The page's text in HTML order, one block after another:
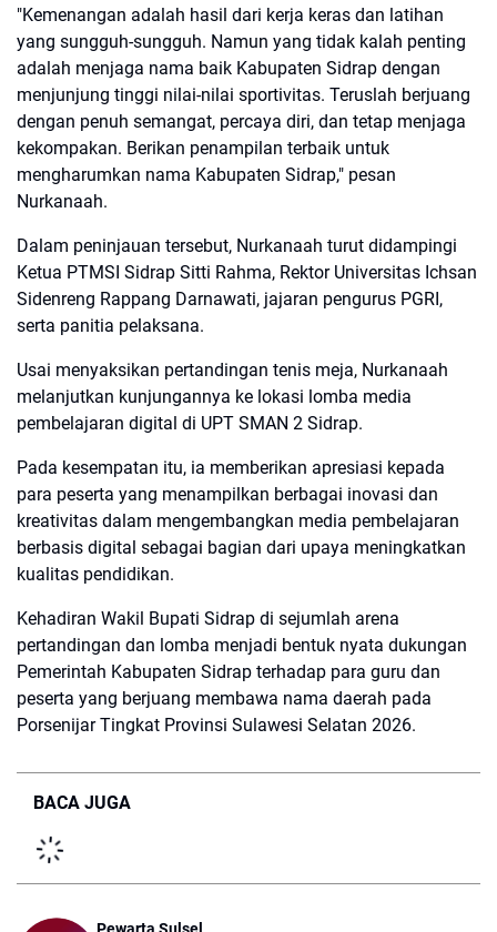
"Kemenangan adalah hasil dari kerja keras dan latihan
yang sungguh-sungguh. Namun yang tidak kalah penting
adalah menjaga nama baik Kabupaten Sidrap dengan
menjunjung tinggi nilai-nilai sportivitas. Teruslah berjuang
dengan penuh semangat, percaya diri, dan tetap menjaga
kekompakan. Berikan penampilan terbaik untuk
mengharumkan nama Kabupaten Sidrap," pesan
Nurkanaah.
Dalam peninjauan tersebut, Nurkanaah turut didampingi
Ketua PTMSI Sidrap Sitti Rahma, Rektor Universitas Ichsan
Sidenreng Rappang Darnawati, jajaran pengurus PGRI,
serta panitia pelaksana.
Usai menyaksikan pertandingan tenis meja, Nurkanaah
melanjutkan kunjungannya ke lokasi lomba media
pembelajaran digital di UPT SMAN 2 Sidrap.
Pada kesempatan itu, ia memberikan apresiasi kepada
para peserta yang menampilkan berbagai inovasi dan
kreativitas dalam mengembangkan media pembelajaran
berbasis digital sebagai bagian dari upaya meningkatkan
kualitas pendidikan.
Kehadiran Wakil Bupati Sidrap di sejumlah arena
pertandingan dan lomba menjadi bentuk nyata dukungan
Pemerintah Kabupaten Sidrap terhadap para guru dan
peserta yang berjuang membawa nama daerah pada
Porsenijar Tingkat Provinsi Sulawesi Selatan 2026.
BACA JUGA